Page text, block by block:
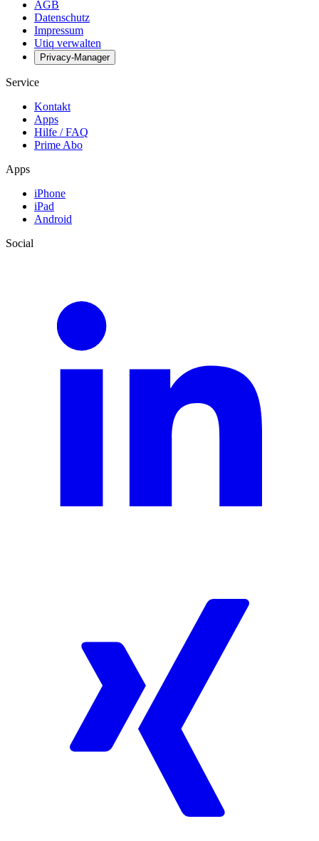
AGB
Datenschutz
Impressum
Utiq verwalten
Privacy-Manager
Service
Kontakt
Apps
Hilfe / FAQ
Prime Abo
Apps
iPhone
iPad
Android
Social